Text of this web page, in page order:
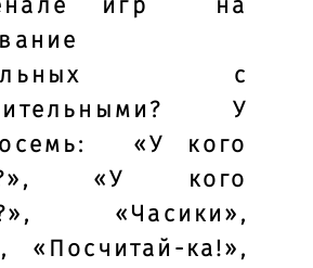
игр на
с
У
«У кого
«У кого
«Часики»,
«Посчитай-ка!»,